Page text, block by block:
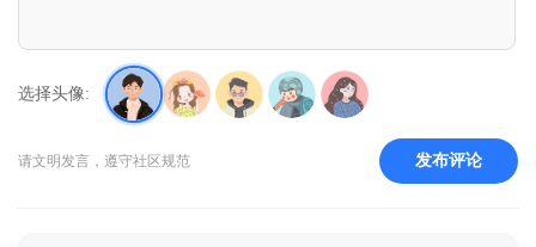
选择头像:
请文明发言，遵守社区规范 发布评论